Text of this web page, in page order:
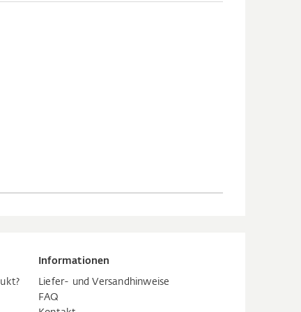
Informationen
Liefer- und Versandhinweise
FAQ